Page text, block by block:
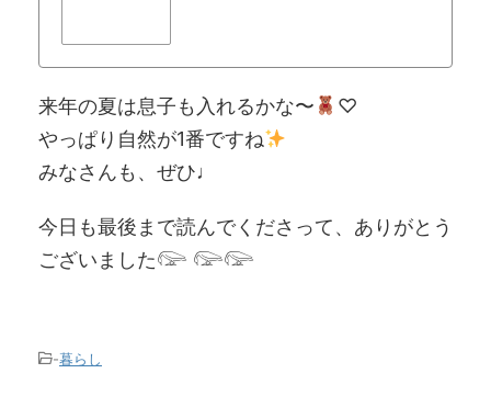
来年の夏は息子も入れるかな〜
♡
やっぱり自然が1番ですね
みなさんも、ぜひ♩
今日も最後まで読んでくださって、ありがとう
ございました𓅼 𓅼𓅼
-暮らし